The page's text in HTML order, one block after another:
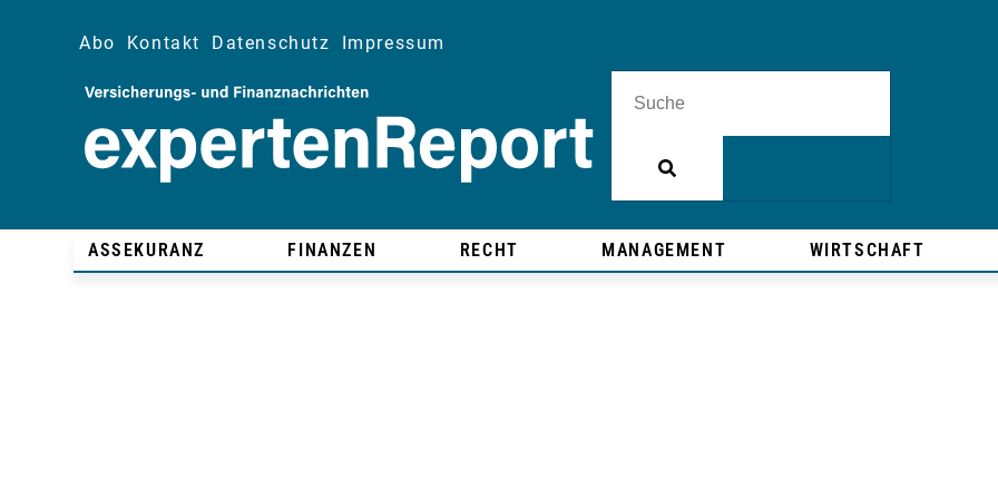
Abo Kontakt Datenschutz Impressum
ASSEKURANZ FINANZEN RECHT MANAGEMENT WIRTSCHAFT